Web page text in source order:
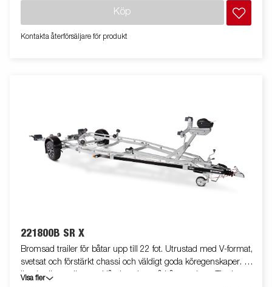
Köp
Kontakta återförsäljare för produkt
221800B SR X
Bromsad trailer för båtar upp till 22 fot. Utrustad med V-format,
svetsat och förstärkt chassi och väldigt goda köregenskaper. X-
line-kvalitetsrullar med låg inverkan på båtens skrov. Tippbar
Visa fler